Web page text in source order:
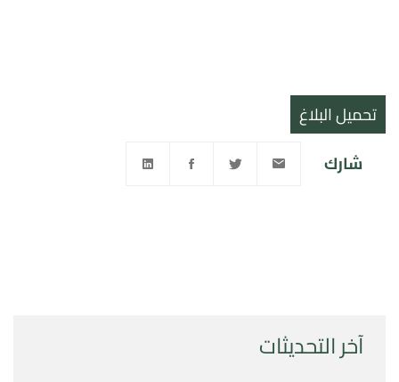
آخر التحديثات
تحميل البلاغ
شارك